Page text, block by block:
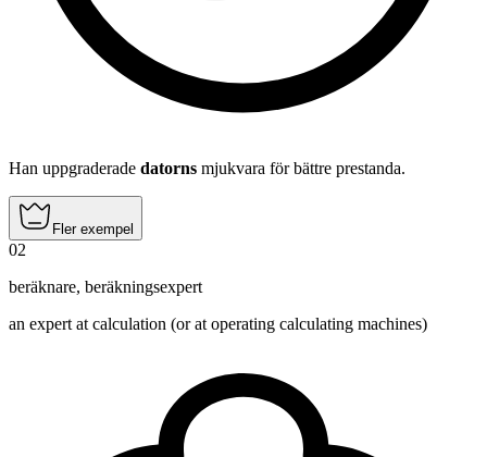
Han uppgraderade datorns mjukvara för bättre prestanda.
Fler exempel
02
beräknare, beräkningsexpert
an expert at calculation (or at operating calculating machines)